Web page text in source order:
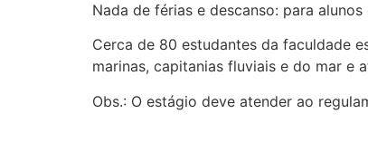
Nada de férias e descanso: para
Cerca de 80 estudantes da faculdade
marinas, capitanias fluviais e do mar e
Obs.: O estágio deve atender ao